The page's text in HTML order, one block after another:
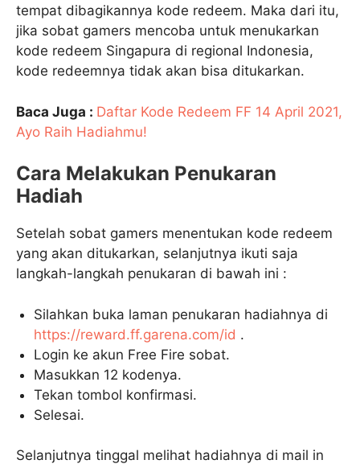
tempat dibagikannya kode redeem. Maka dari itu,
jika sobat gamers mencoba untuk menukarkan
kode redeem Singapura di regional Indonesia,
kode redeemnya tidak akan bisa ditukarkan.
Baca Juga : Daftar Kode Redeem FF 14 April 2021,
Ayo Raih Hadiahmu!
Cara Melakukan Penukaran
Hadiah
Setelah sobat gamers menentukan kode redeem
yang akan ditukarkan, selanjutnya ikuti saja
langkah-langkah penukaran di bawah ini :
Silahkan buka laman penukaran hadiahnya di
https://reward.ff.garena.com/id .
Login ke akun Free Fire sobat.
Masukkan 12 kodenya.
Tekan tombol konfirmasi.
Selesai.
Selanjutnya tinggal melihat hadiahnya di mail in